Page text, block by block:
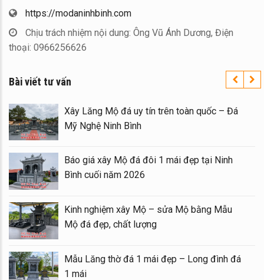
https://modaninhbinh.com
Chịu trách nhiệm nội dung: Ông Vũ Ánh Dương, Điện
thoại: 0966256626
Bài viết tư vấn
Xây Lăng Mộ đá uy tín trên toàn quốc – Đá
Mỹ Nghệ Ninh Bình
Báo giá xây Mộ đá đôi 1 mái đẹp tại Ninh
Bình cuối năm 2026
Kinh nghiệm xây Mộ – sửa Mộ bằng Mẫu
Mộ đá đẹp, chất lượng
Mẫu Lăng thờ đá 1 mái đẹp – Long đình đá
1 mái